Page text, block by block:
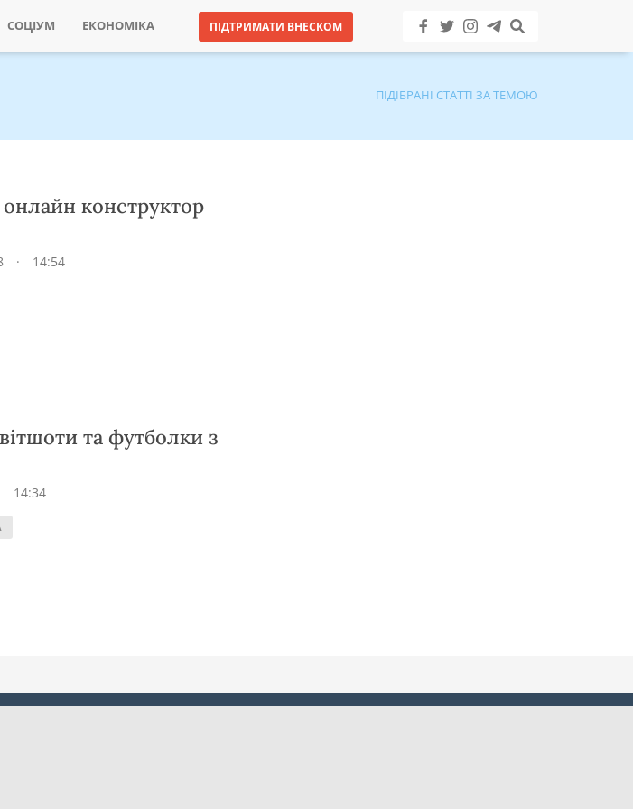
СОЦІУМ ЕКОНОМІКА ПІДТРИМАТИ ВНЕСКОМ
ПІДІБРАНІ СТАТТІ ЗА ТЕМОЮ
конструктор
· 14:54
та футболки з
14:34